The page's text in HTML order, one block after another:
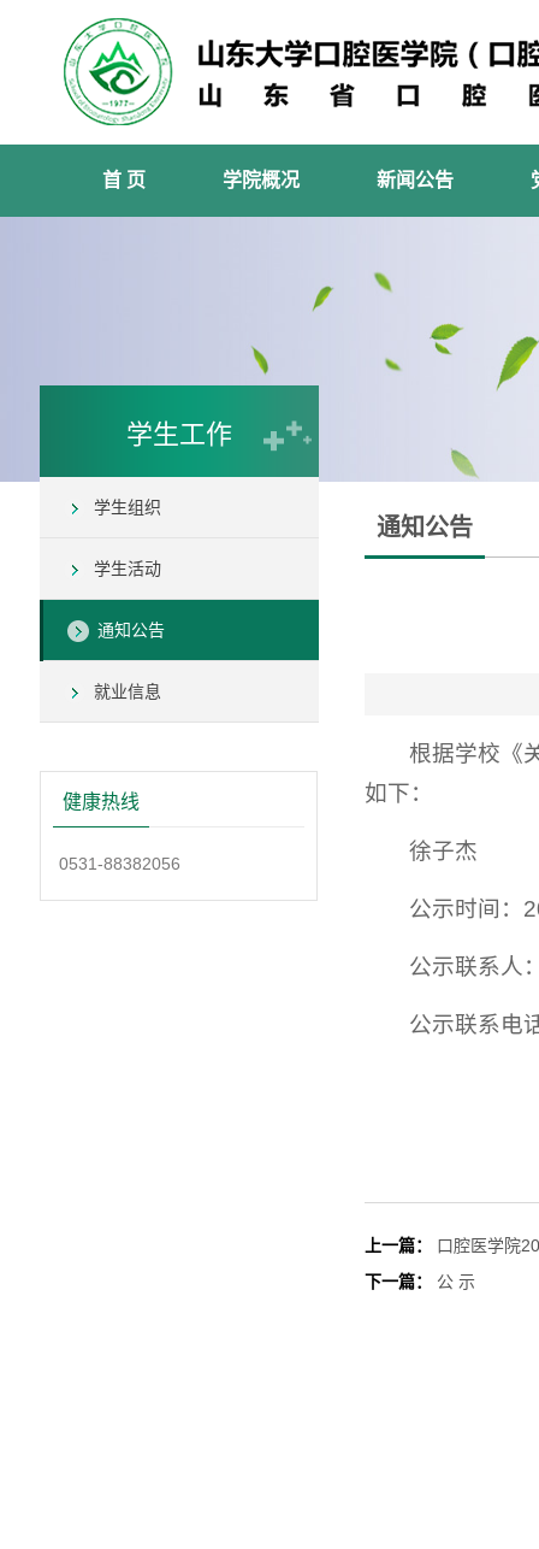
首 页 学院概况 新闻公告
学生工作
学生组织
学生活动
通知公告
就业信息
健康热线
0531-88382056
通知公告
根据学校《
如下：
徐子杰
公示时间：
公示联系人
公示联系电
上一篇：
口腔医学院
下一篇：
公 示